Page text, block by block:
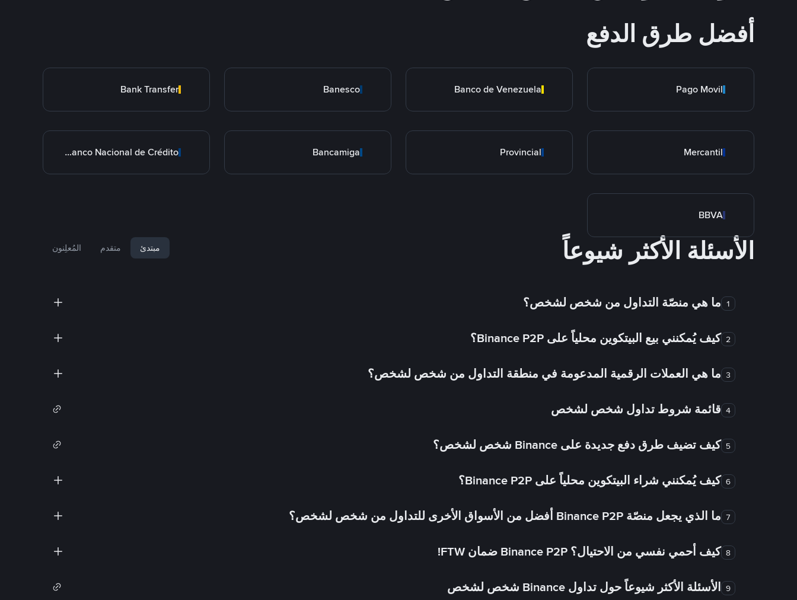
أفضل طرق الدفع
Pago Movil
Banco de Venezuela
Banesco
Bank Transfer
Mercantil
Provincial
Bancamiga
BNC Banco Nacional de Crédito
BBVA
الأسئلة الأكثر شيوعاً مبتدئ متقدم المُعلِنون
1 ما هي منصّة التداول من شخص لشخص؟
2 كيف يُمكنني بيع البيتكوين محلياً على Binance P2P؟
3 ما هي العملات الرقمية المدعومة في منطقة التداول من شخص لشخص؟
4 قائمة شروط تداول شخص لشخص
5 كيف تضيف طرق دفع جديدة على Binance شخص لشخص؟
6 كيف يُمكنني شراء البيتكوين محلياً على Binance P2P؟
7 ما الذي يجعل منصّة Binance P2P أفضل من الأسواق الأخرى للتداول من شخص لشخص؟
8 كيف أحمي نفسي من الاحتيال؟ Binance P2P ضمان FTW!
9 الأسئلة الأكثر شيوعاً حول تداول Binance شخص لشخص